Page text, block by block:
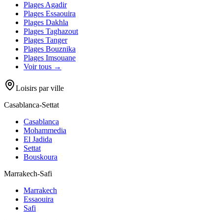
PlagesAgadir
Plages Essaouira
Plages Dakhla
Plages Taghazout
Plages Tanger
Plages Bouznika
Plages Imsouane
Voir tous →
Loisirs par ville
Casablanca-Settat
Casablanca
Mohammedia
El Jadida
Settat
Bouskoura
Marrakech-Safi
Marrakech
Essaouira
Safi